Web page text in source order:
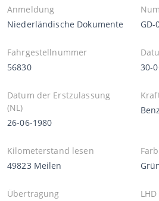
Anmeldung
Niederländische Dokumente
GD-
Fahrgestellnummer
56830
30-
Datum der Erstzulassung
(NL)
26-06-1980
Kilometerstand lesen
49823 Meilen
Übertragung